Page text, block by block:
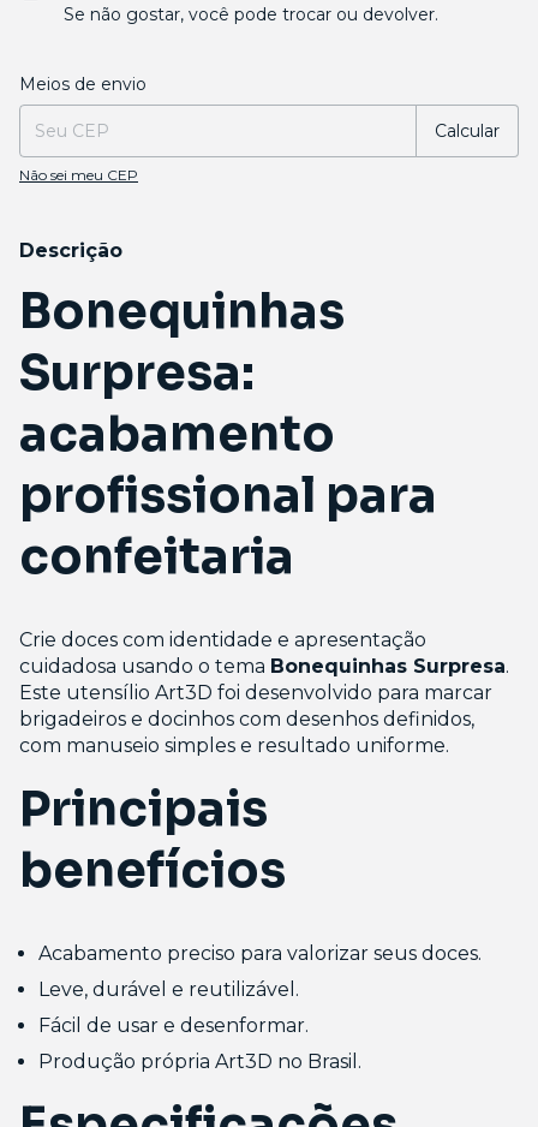
Se não gostar, você pode trocar ou devolver.
Entregas para o CEP:
Meios de envio
Calcular
Não sei meu CEP
Descrição
Bonequinhas
Surpresa:
acabamento
profissional para
confeitaria
Crie doces com identidade e apresentação
cuidadosa usando o tema Bonequinhas Surpresa.
Este utensílio Art3D foi desenvolvido para marcar
brigadeiros e docinhos com desenhos definidos,
com manuseio simples e resultado uniforme.
Principais
benefícios
Acabamento preciso para valorizar seus doces.
Leve, durável e reutilizável.
Fácil de usar e desenformar.
Produção própria Art3D no Brasil.